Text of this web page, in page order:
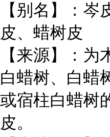
【别名】：
皮、蜡树皮
【来源】：为
白蜡树、白蜡
或宿柱白蜡树
皮。